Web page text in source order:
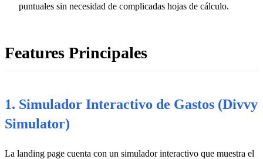
puntuales sin necesidad de complicadas hojas de cálculo.
Features Principales
1. Simulador Interactivo de Gastos (Divvy
Simulator)
La landing page cuenta con un simulador interactivo que muestra el